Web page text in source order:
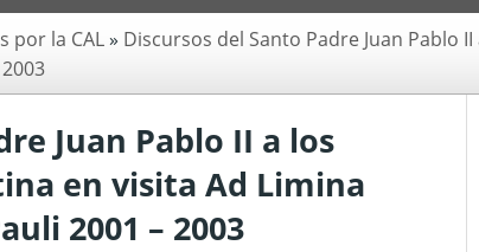
por la CAL» Discursos del Santo Padre Juan Pablo
Juan Pablo II a los
en visita Ad Limina
2001 – 2003